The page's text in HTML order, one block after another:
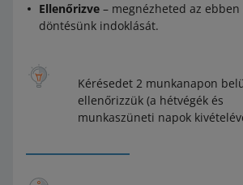
Ellenőrizve – megnézheted az
döntésünk indoklását.
Kérésedet 2 munkanapon
ellenőrizzük (a hétvégék és
munkaszüneti napok